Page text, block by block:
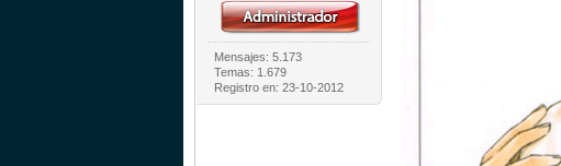
Mensajes: 5.173
Temas: 1.679
Registro en: 23-10-2012